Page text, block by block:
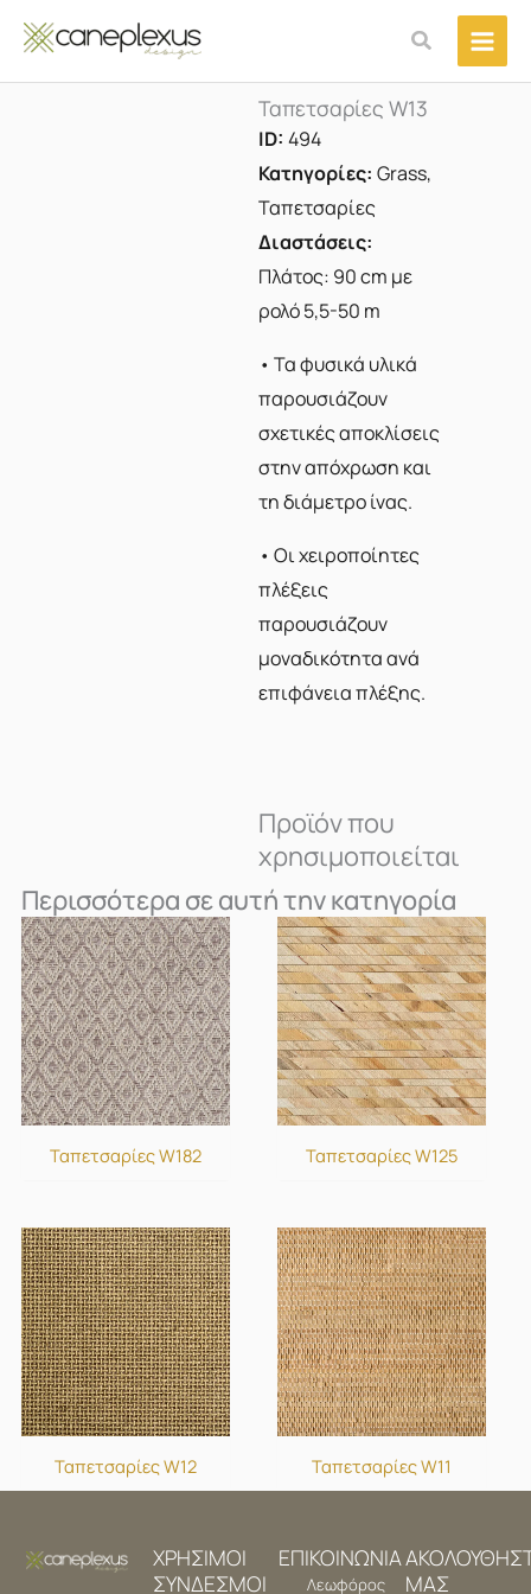
στο
περιεχόμενο
Αναζήτηση
Ταπετσαρίες W13
ID: 494
Κατηγορίες: Grass,
Ταπετσαρίες
Διαστάσεις:
Πλάτος: 90 cm με
ρολό 5,5-50 m
• Τα φυσικά υλικά
παρουσιάζουν
σχετικές αποκλίσεις
στην απόχρωση και
τη διάμετρο ίνας.
• Οι χειροποίητες
πλέξεις
παρουσιάζουν
μοναδικότητα ανά
επιφάνεια πλέξης.
Προϊόν που
χρησιμοποιείται
Περισσότερα σε αυτή την κατηγορία
Ταπετσαρίες W182 Ταπετσαρίες W125
Ταπετσαρίες W12 Ταπετσαρίες W11
ΧΡΗΣΙΜΟΙ
ΣΥΝΔΕΣΜΟΙ
ΕΠΙΚΟΙΝΩΝΙΑ
Λεωφόρος
ΜΑΣ